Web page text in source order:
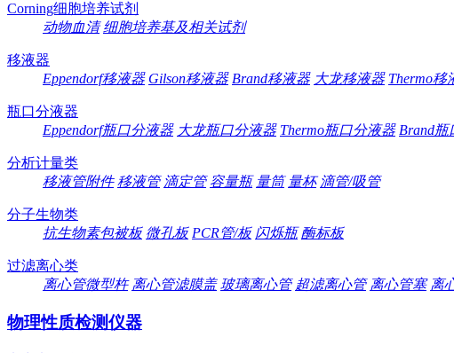
Corning细胞培养试剂
动物血清 细胞培养基及相关试剂
移液器
Eppendorf移液器 Gilson移液器 Brand移液器 大龙移液器 Thermo移
瓶口分液器
Eppendorf瓶口分液器 大龙瓶口分液器 Thermo瓶口分液器 Brand瓶
分析计量类
移液管附件 移液管 滴定管 容量瓶 量筒 量杯 滴管/吸管
分子生物类
抗生物素包被板 微孔板 PCR管/板 闪烁瓶 酶标板
过滤离心类
离心管微型杵 离心管滤膜盖 玻璃离心管 超滤离心管 离心管塞 离
物理性质检测仪器